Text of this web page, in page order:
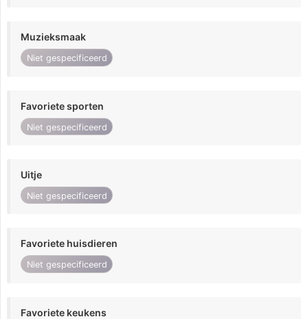
Muzieksmaak
Niet gespecificeerd
Favoriete sporten
Niet gespecificeerd
Uitje
Niet gespecificeerd
Favoriete huisdieren
Niet gespecificeerd
Favoriete keukens